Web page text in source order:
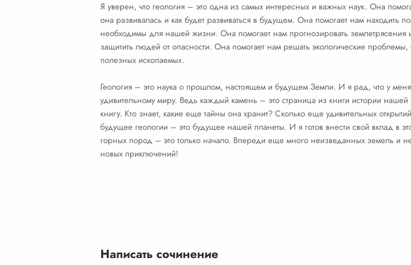
Я уверен, что геология – это одна из самых интересных и важных наук. Она
она развивалась и как будет развиваться в будущем. Она помогает нам находить
необходимы для нашей жизни. Она помогает нам прогнозировать землетрясения
защитить людей от опасности. Она помогает нам решать экологические
полезных ископаемых.
Геология – это наука о прошлом, настоящем и будущем Земли. И я рад, что у меня
удивительному миру. Ведь каждый камень – это страница из книги истории нашей
книгу. Кто знает, какие еще тайны она хранит? Сколько еще удивительных
будущее геологии – это будущее нашей планеты. И я готов внести свой вклад в
горных пород – это только начало. Впереди еще много неизведанных земель и
новых приключений!
Написать сочинение